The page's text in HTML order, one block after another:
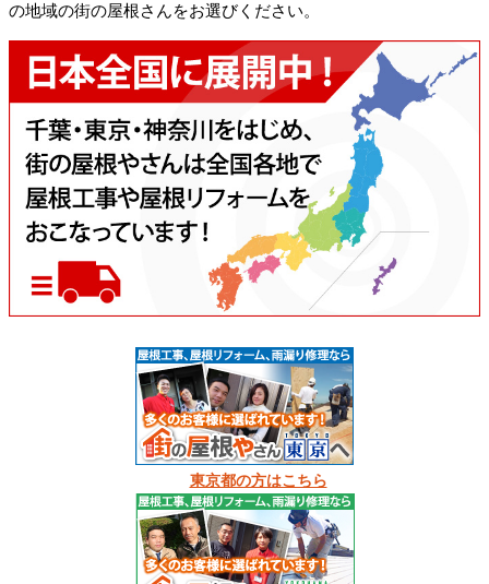
の地域の街の屋根さんをお選びください。
東京都の方はこちら